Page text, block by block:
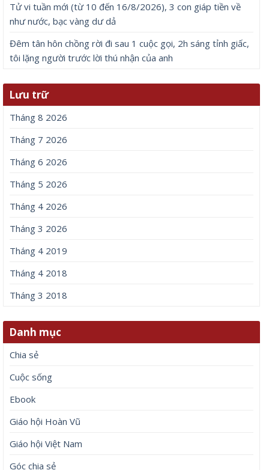
Tử vi tuần mới (từ 10 đến 16/8/2026), 3 con giáp tiền về
như nước, bạc vàng dư dả
Đêm tân hôn chồng rời đi sau 1 cuộc gọi, 2h sáng tỉnh giấc,
tôi lặng người trước lời thú nhận của anh
Lưu trữ
Tháng 8 2026
Tháng 7 2026
Tháng 6 2026
Tháng 5 2026
Tháng 4 2026
Tháng 3 2026
Tháng 4 2019
Tháng 4 2018
Tháng 3 2018
Danh mục
Chia sẻ
Cuộc sống
Ebook
Giáo hội Hoàn Vũ
Giáo hội Việt Nam
Góc chia sẻ